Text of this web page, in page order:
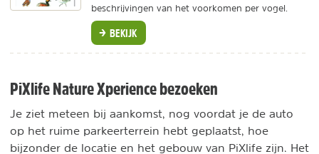
beschrijvingen van het voorkomen per vogel.
BEKIJK
PiXlife Nature Xperience bezoeken
Je ziet meteen bij aankomst, nog voordat je de auto
op het ruime parkeerterrein hebt geplaatst, hoe
bijzonder de locatie en het gebouw van PiXlife zijn. Het